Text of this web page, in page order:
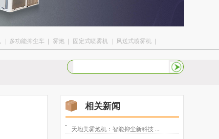
| 多功能抑尘车 | 雾炮 | 固定式喷雾机 | 风送式喷雾机 |
相关新闻
天地美雾炮机：智能抑尘新科技 ...